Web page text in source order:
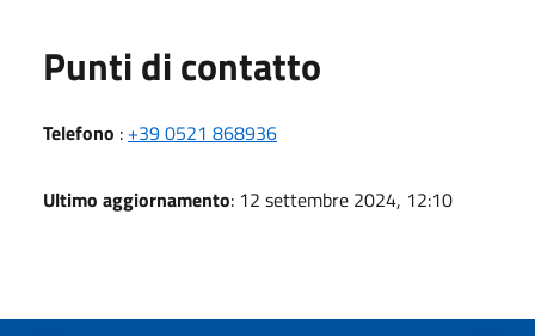
Punti di contatto
Telefono : +39 0521 868936
Ultimo aggiornamento: 12 settembre 2024, 12:10